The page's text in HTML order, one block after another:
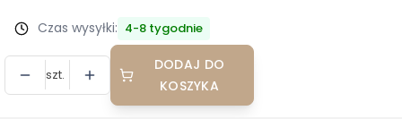
Czas wysyłki: 4-8 tygodnie
szt.
DODAJ DO
KOSZYKA